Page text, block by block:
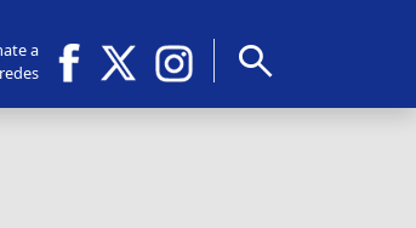
a
search